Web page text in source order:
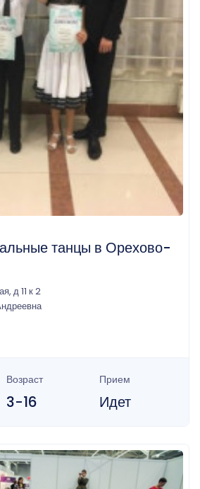
танцы в Орехово-
д 11 к 2
Возраст
3-16
Прием
Идет